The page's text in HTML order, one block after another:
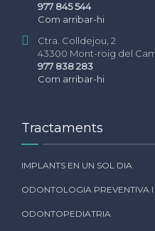
977 845 544
Com arribar-hi
Ctra. Colldejou, 2
43300 Mont-roig del
977 838 283
Com arribar-hi
Tractaments
IMPLANTS EN UN SOL DIA
ODONTOLOGIA PREVENTIVA
ODONTOPEDIATRIA